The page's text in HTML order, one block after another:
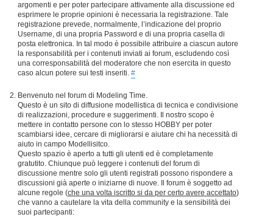
argomenti e per poter partecipare attivamente alla discussione ed
esprimere le proprie opinioni è necessaria la registrazione. Tale
registrazione prevede, normalmente, l’indicazione del proprio
Username, di una propria Password e di una propria casella di
posta elettronica. In tal modo è possibile attribuire a ciascun autore
la responsabilità per i contenuti inviati ai forum, escludendo così
una corresponsabilità del moderatore che non esercita in questo
caso alcun potere sui testi inseriti. #
Benvenuto nel forum di Modeling Time.
Questo è un sito di diffusione modellistica di tecnica e condivisione
di realizzazioni, procedure e suggerimenti. Il nostro scopo è
mettere in contatto persone con lo stesso HOBBY per poter
scambiarsi idee, cercare di migliorarsi e aiutare chi ha necessità di
aiuto in campo Modellisitco.
Questo spazio è aperto a tutti gli utenti ed è completamente
gratutito. Chiunque può leggere i contenuti del forum di
discussione mentre solo gli utenti registrati possono rispondere a
discussioni già aperte o iniziarne di nuove. Il forum è soggetto ad
alcune regole (che una volta iscritto si da per certo avere accettato)
che vanno a cautelare la vita della community e la sensibilità dei
suoi partecipanti: